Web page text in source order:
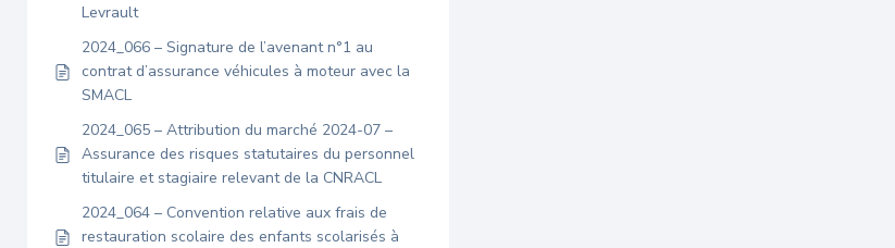
Levrault
2024_066 – Signature de l’avenant n°1 au
contrat d’assurance véhicules à moteur avec la
SMACL
2024_065 – Attribution du marché 2024-07 –
Assurance des risques statutaires du personnel
titulaire et stagiaire relevant de la CNRACL
2024_064 – Convention relative aux frais de
restauration scolaire des enfants scolarisés à